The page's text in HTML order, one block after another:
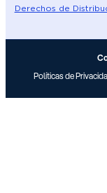
Derechos de
Políticas de